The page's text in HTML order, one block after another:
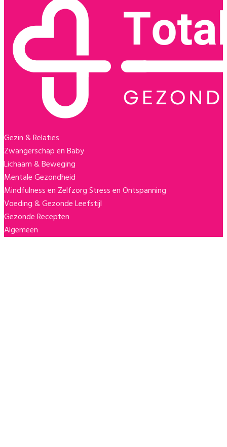
Gezin & Relaties
Zwangerschap en Baby
Lichaam & Beweging
Mentale Gezondheid
Mindfulness en ZelfzorgStress en Ontspanning
Voeding & Gezonde Leefstijl
Gezonde Recepten
Algemeen